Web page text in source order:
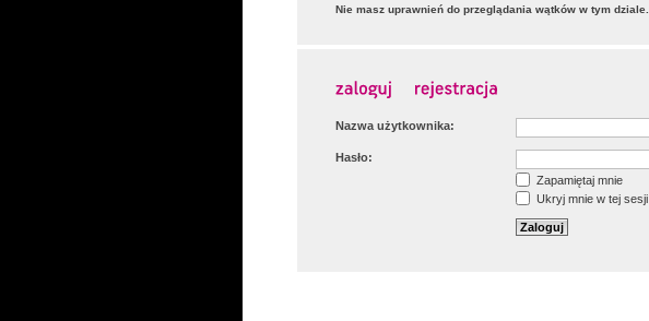
Nie masz uprawnień do przeglądania wątków w tym dziale.
Nazwa użytkownika:
Hasło:
Zapamiętaj mnie
Ukryj mnie w tej sesji